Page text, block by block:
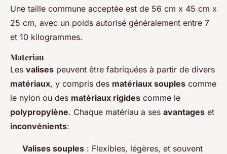
Une taille commune acceptée est de 56 cm x 45 cm x
25 cm, avec un poids autorisé généralement entre 7
et 10 kilogrammes.
Materiau
Les valises peuvent être fabriquées à partir de divers
matériaux, y compris des matériaux souples comme
le nylon ou des matériaux rigides comme le
polypropylène. Chaque matériau a ses avantages et
inconvénients:
Valises souples : Flexibles, légères, et souvent